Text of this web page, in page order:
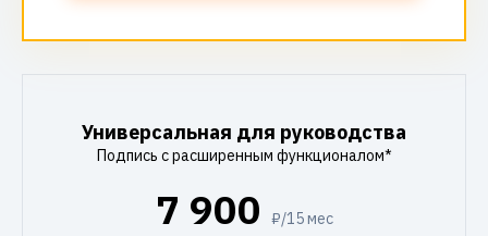
Универсальная для руководства
Подпись с расширенным функционалом*
7 900 ₽/15 мес